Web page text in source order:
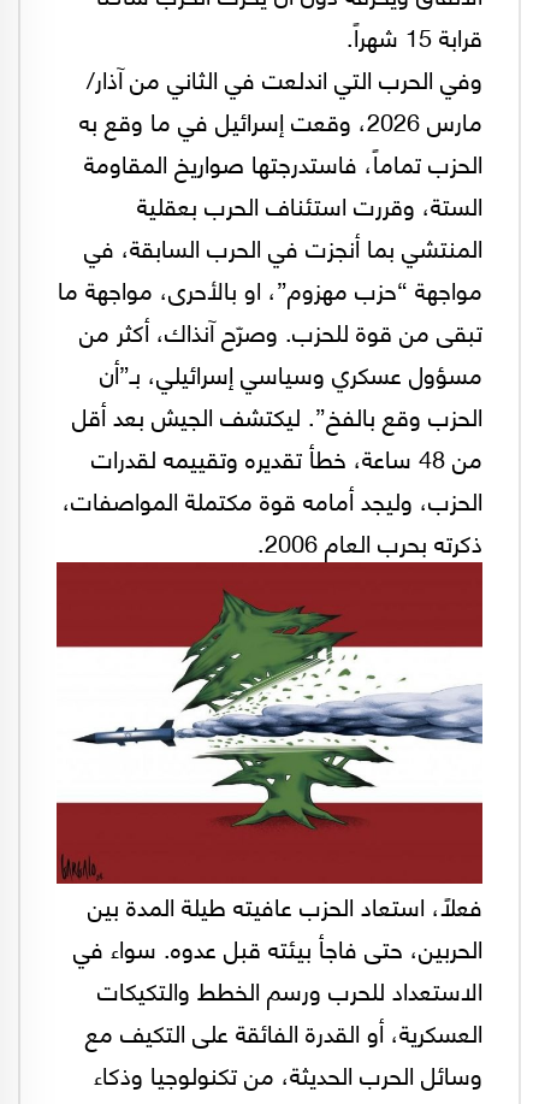
قرابة 15 شهراً.
وفي الحرب التي اندلعت في الثاني من آذار/
مارس 2026، وقعت إسرائيل في ما وقع به
الحزب تماماً، فاستدرجتها صواريخ المقاومة
الستة، وقررت استئناف الحرب بعقلية
المنتشي بما أنجزت في الحرب السابقة، في
مواجهة “حزب مهزوم”، او بالأحرى، مواجهة ما
تبقى من قوة للحزب. وصرّح آنذاك، أكثر من
مسؤول عسكري وسياسي إسرائيلي، بـ”أن
الحزب وقع بالفخ”. ليكتشف الجيش بعد أقل
من 48 ساعة، خطأ تقديره وتقييمه لقدرات
الحزب، وليجد أمامه قوة مكتملة المواصفات،
ذكرته بحرب العام 2006.
فعلاً، استعاد الحزب عافيته طيلة المدة بين
الحربين، حتى فاجأ بيئته قبل عدوه. سواء في
الاستعداد للحرب ورسم الخطط والتكيكات
العسكرية، أو القدرة الفائقة على التكيف مع
وسائل الحرب الحديثة، من تكنولوجيا وذكاء